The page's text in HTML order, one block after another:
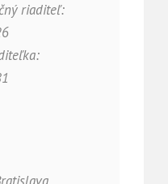
riaditeľ: